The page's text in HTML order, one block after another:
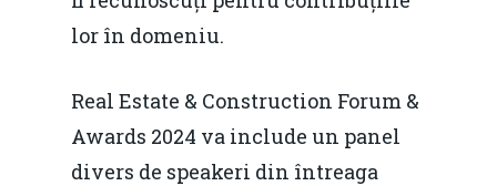
lor în domeniu.
Real Estate & Construction Forum &
Awards 2024 va include un panel
divers de speakeri din întreaga